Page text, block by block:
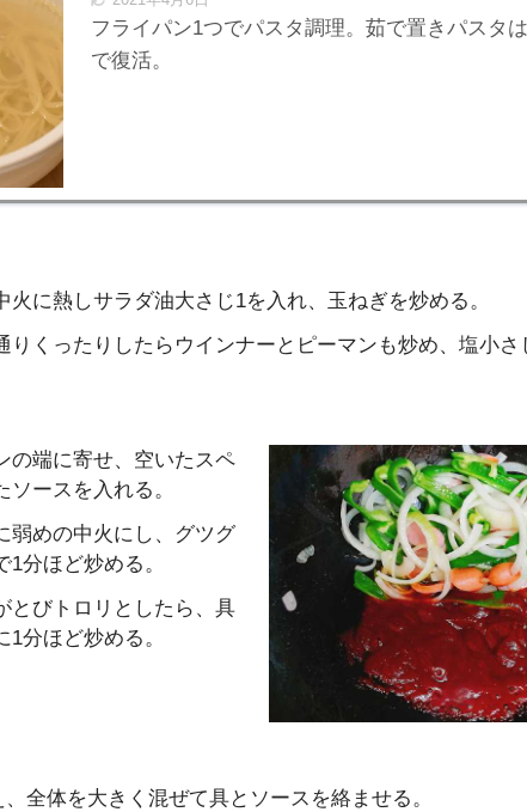
フライパン1つでパスタ調理。茹で置きパスタ
で復活。
火に熱しサラダ油大さじ1を入れ、玉ねぎを炒める。
りくったりしたらウインナーとピーマンも炒め、塩小さ
の端に寄せ、空いたスペ
ソースを入れる。
弱めの中火にし、グツグ
分ほど炒める。
とびトロリとしたら、具
1分ほど炒める。
全体を大きく混ぜて具とソースを絡ませる。